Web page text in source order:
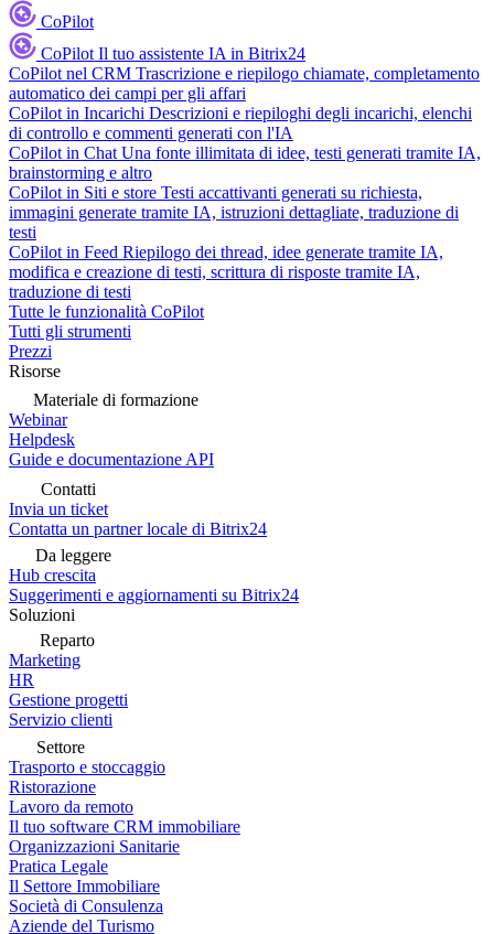
CoPilot
CoPilot Il tuo assistente IA in Bitrix24
CoPilot nel CRM Trascrizione e riepilogo chiamate, completamento
automatico dei campi per gli affari
CoPilot in Incarichi Descrizioni e riepiloghi degli incarichi, elenchi
di controllo e commenti generati con l'IA
CoPilot in Chat Una fonte illimitata di idee, testi generati tramite IA,
brainstorming e altro
CoPilot in Siti e store Testi accattivanti generati su richiesta,
immagini generate tramite IA, istruzioni dettagliate, traduzione di
testi
CoPilot in Feed Riepilogo dei thread, idee generate tramite IA,
modifica e creazione di testi, scrittura di risposte tramite IA,
traduzione di testi
Tutte le funzionalità CoPilot
Tutti gli strumenti
Prezzi
Risorse
Materiale di formazione
Webinar
Helpdesk
Guide e documentazione API
Contatti
Invia un ticket
Contatta un partner locale di Bitrix24
Da leggere
Hub crescita
Suggerimenti e aggiornamenti su Bitrix24
Soluzioni
Reparto
Marketing
HR
Gestione progetti
Servizio clienti
Settore
Trasporto e stoccaggio
Ristorazione
Lavoro da remoto
Il tuo software CRM immobiliare
Organizzazioni Sanitarie
Pratica Legale
Il Settore Immobiliare
Società di Consulenza
Aziende del Turismo